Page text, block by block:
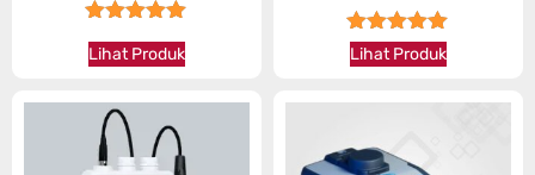
Lihat Produk ★★★★★
Lihat Produk